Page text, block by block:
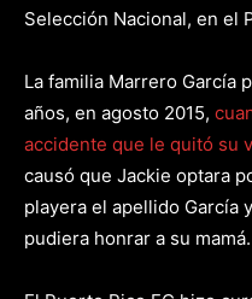
Selección Nacional, en el
La familia Marrero García
años, en agosto 2015,
accidente que le quitó su
causó que Jackie optara
playera el apellido García
pudiera honrar a su mamá.